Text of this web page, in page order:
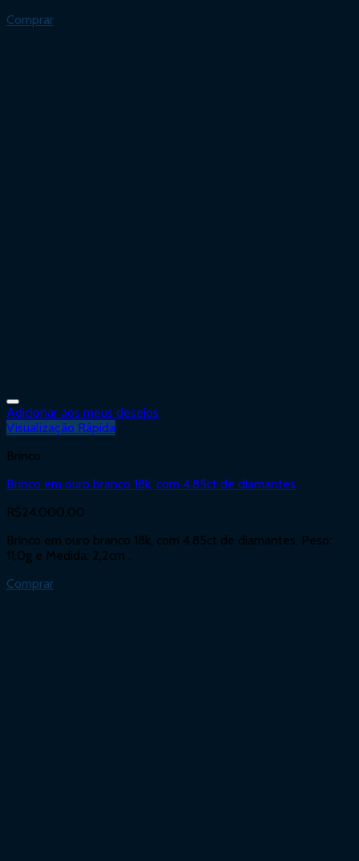
Comprar
Adicionar aos meus desejos
Visualização Rápida
Brinco
Brinco em ouro branco 18k, com 4.85ct de diamantes
R$24.000,00
Brinco em ouro branco 18k, com 4.85ct de diamantes. Peso:
11,0g e Medida: 2,2cm .
Comprar